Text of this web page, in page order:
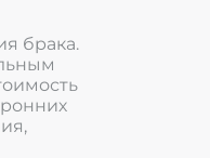
брака.